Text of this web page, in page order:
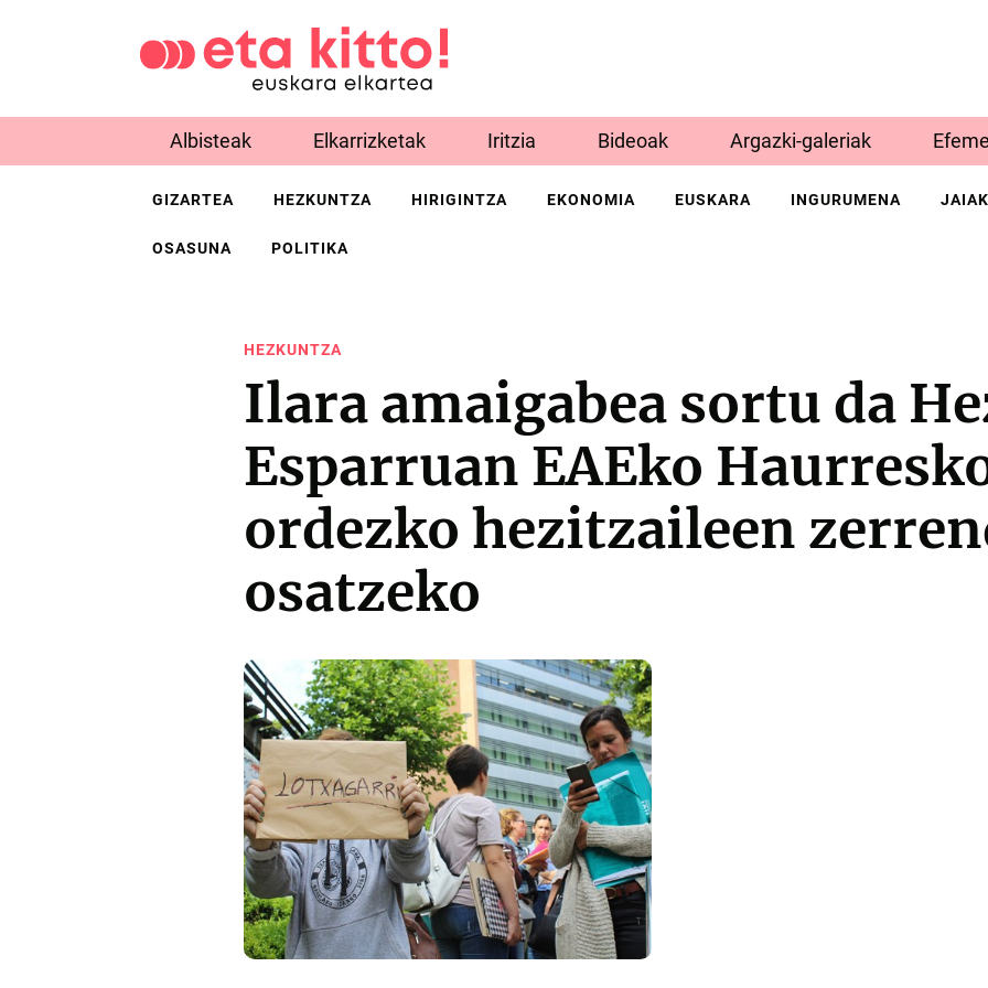
Albisteak Elkarrizketak Iritzia Bideoak Argazki-galeriak
GIZARTEA HEZKUNTZA HIRIGINTZA EKONOMIA EUSKARA INGURUMENA JAIAK
OSASUNA POLITIKA
HEZKUNTZA
Ilara amaigabea sortu da
Esparruan EAEko
ordezko hezitzaileen
osatzeko